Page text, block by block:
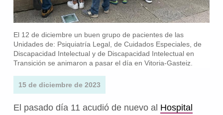
El 12 de diciembre un buen grupo de pacientes de las
Unidades de: Psiquiatría Legal, de Cuidados Especiales, de
Discapacidad Intelectual y de Discapacidad Intelectual en
Transición se animaron a pasar el día en Vitoria-Gasteiz.
15 de diciembre de 2023
El pasado día 11 acudió de nuevo al Hospital